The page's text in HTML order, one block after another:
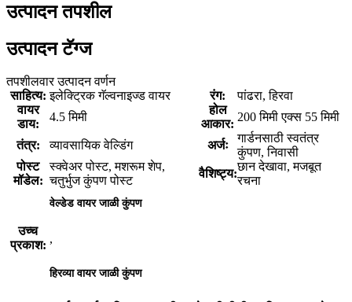
उत्पादन तपशील
उत्पादन टॅग्ज
तपशीलवार उत्पादन वर्णन
साहित्य: इलेक्ट्रिक गॅल्वनाइज्ड वायर रंग:
पांढरा, हिरवा
वायर
डाय:
4.5 मिमी
होल
आकार:
200 मिमी एक्स 55 मिमी
तंत्र: व्यावसायिक वेल्डिंग अर्जः
गार्डनसाठी स्वतंत्र
कुंपण, निवासी
पोस्ट
मॉडेल:
स्क्वेअर पोस्ट, मशरूम शेप,
चतुर्भुज कुंपण पोस्ट
वैशिष्ट्य:
छान देखावा, मजबूत
रचना
उच्च
प्रकाश:
वेल्डेड वायर जाळी कुंपण
,
हिरव्या वायर जाळी कुंपण